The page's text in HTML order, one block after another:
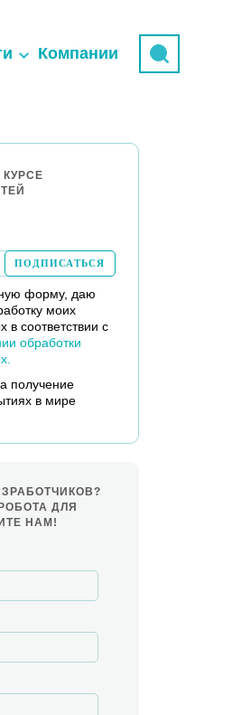
Компании
форму, даю
моих
в соответствии с
обработки
получение
в мире
ДЛЯ
НАМ!